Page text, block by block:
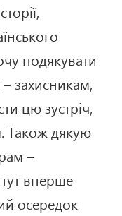
подякувати
захисникам,
цю зустріч,
Також дякую
–
тут вперше
осередок